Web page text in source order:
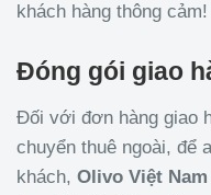
khách hàng thông cảm!
Đóng gói giao
Đối với đơn hàng giao
chuyển thuê ngoài, để
khách, Olivo Việt Nam